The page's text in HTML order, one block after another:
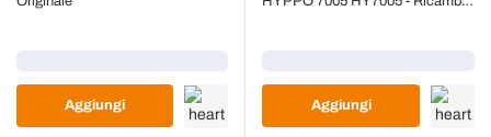
Aggiungi Aggiungi